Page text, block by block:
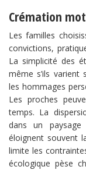
Crémation
Les familles
convictions,
La simplicité des
même s’ils
les hommages
Les proches
temps. La
dans un paysage
éloignent souvent
limite les
écologique pèse